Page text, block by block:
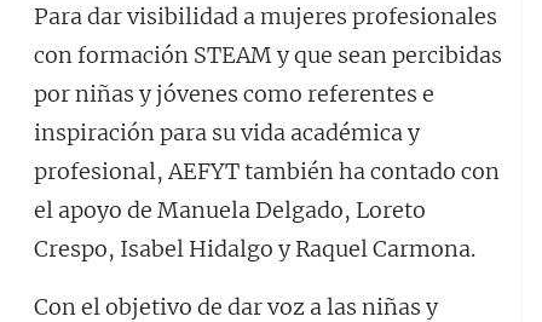
Para dar visibilidad a mujeres profesionales
con formación STEAM y que sean percibidas
por niñas y jóvenes como referentes e
inspiración para su vida académica y
profesional, AEFYT también ha contado con
el apoyo de Manuela Delgado, Loreto
Crespo, Isabel Hidalgo y Raquel Carmona.
Con el objetivo de dar voz a las niñas y